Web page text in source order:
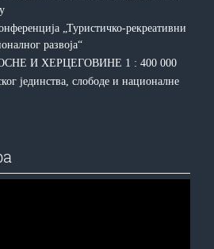
„Туристичко-рекреативни
развоја“
И ХEРЦEГOВИНE 1 : 400 000
јединства, слободе и националне